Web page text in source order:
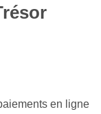
en ligne